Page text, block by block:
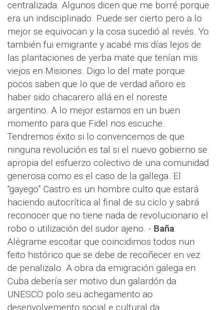
centralizada. Algunos dicen que me borré porque
era un indisciplinado. Puede ser cierto pero a lo
mejor se equivocan y la cosa sucedió al revés. Yo
también fui emigrante y acabé mis días lejos de
las plantaciones de yerba mate que tenían mis
viejos en Misiones. Digo lo del mate porque
pocos saben que lo que de verdad añoro es
haber sido chacarero allá en el noreste
argentino. A lo mejor estamos en un buen
momento para que Fidel nos escuche.
Tendremos éxito si lo convencemos de que
ninguna revolución es tal si el nuevo gobierno se
apropia del esfuerzo colectivo de una comunidad
generosa como es el caso de la gallega. El
“gayego” Castro es un hombre culto que estará
haciendo autocrítica al final de su ciclo y sabrá
reconocer que no tiene nada de revolucionario el
robo o utilización del sudor ajeno. - Baña:
Alégrame escoitar que coincidimos todos nun
feito histórico que se debe de recoñecer en vez
de penalizalo. A obra da emigración galega en
Cuba debería ser motivo dun galardón da
UNESCO polo seu achegamento ao
desenvolvemento social e cultural da